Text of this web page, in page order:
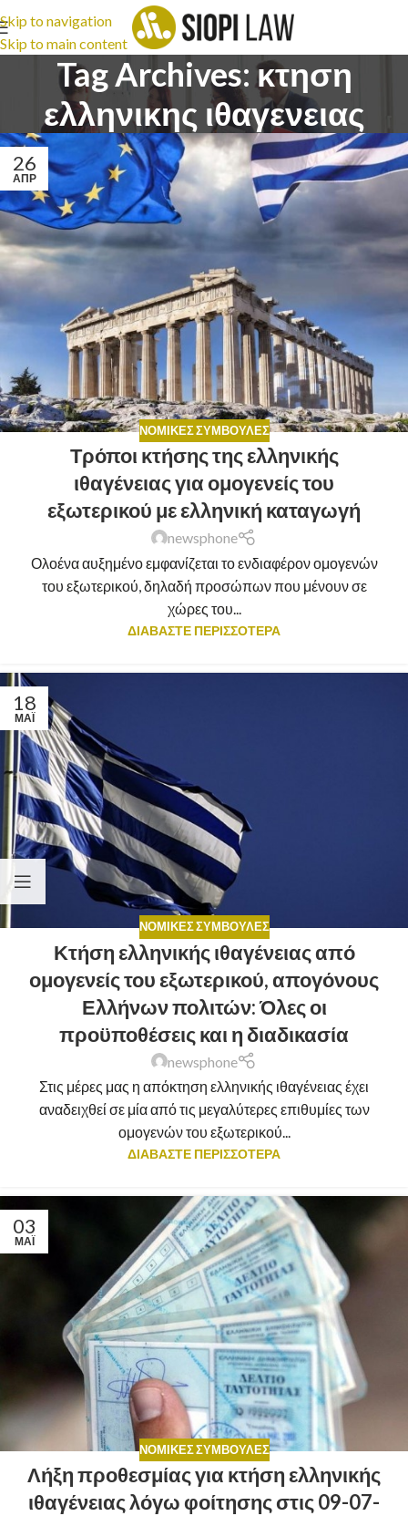
Skip to navigation
Skip to main content
Tag Archives: κτηση
ελληνικης ιθαγενειας
26
ΑΠΡ
ΝΟΜΙΚΈΣ ΣΥΜΒΟΥΛΈΣ
Τρόποι κτήσης της ελληνικής
ιθαγένειας για ομογενείς του
εξωτερικού με ελληνική καταγωγή
newsphone
Ολοένα αυξημένο εμφανίζεται το ενδιαφέρον ομογενών
του εξωτερικού, δηλαδή προσώπων που μένουν σε
χώρες του...
ΔΙΑΒΑΣΤΕ ΠΕΡΙΣΣΟΤΕΡΑ
18
ΜΆΙ
ΝΟΜΙΚΈΣ ΣΥΜΒΟΥΛΈΣ
Κτήση ελληνικής ιθαγένειας από
ομογενείς του εξωτερικού, απογόνους
Ελλήνων πολιτών: Όλες οι
προϋποθέσεις και η διαδικασία
newsphone
Στις μέρες μας η απόκτηση ελληνικής ιθαγένειας έχει
αναδειχθεί σε μία από τις μεγαλύτερες επιθυμίες των
ομογενών του εξωτερικού...
ΔΙΑΒΑΣΤΕ ΠΕΡΙΣΣΟΤΕΡΑ
03
ΜΆΙ
ΝΟΜΙΚΈΣ ΣΥΜΒΟΥΛΈΣ
Λήξη προθεσμίας για κτήση ελληνικής
ιθαγένειας λόγω φοίτησης στις 09-07-